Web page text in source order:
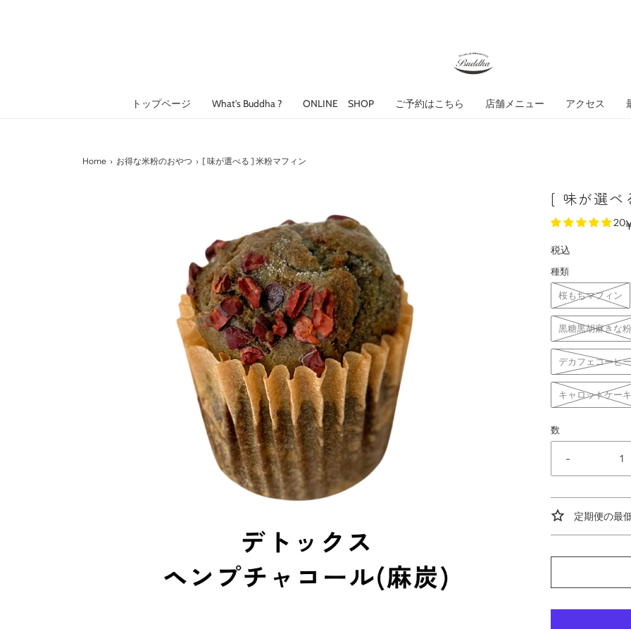
トップページ What's Buddha ? ONLINE SHOP ご予約はこちら 店舗メニュー アクセス
Home › お得な米粉のおやつ › [ 味が選べる ] 米粉マフィン
[ 味が選べ
20
税込
種類
桜もちマフィン
黒糖黒胡麻きな粉
デカフェコーヒ
キャロットケーキ
数
-
定期便の最